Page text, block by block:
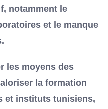
notamment le
et le manque
les moyens des
la formation
et instituts tunisiens,